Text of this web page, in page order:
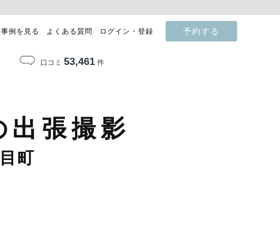
例を見る よくある質問 ログイン・登録 予約する
口コミ 53,461件
出張撮影
町